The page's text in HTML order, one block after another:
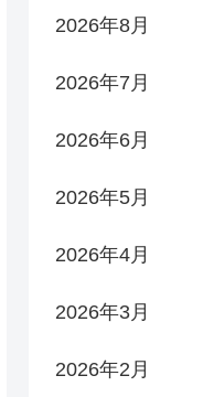
2026年8月
2026年7月
2026年6月
2026年5月
2026年4月
2026年3月
2026年2月